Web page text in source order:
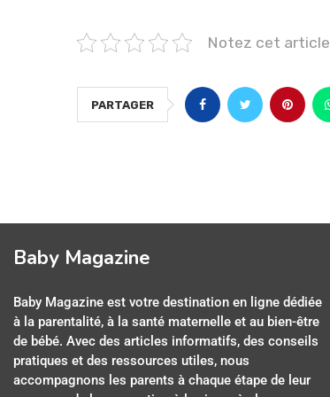
Notez cet article
PARTAGER
Baby Magazine
Baby Magazine est votre destination en ligne dédiée
à la parentalité, à la santé maternelle et au bien-être
de bébé. Avec des articles informatifs, des conseils
pratiques et des ressources utiles, nous
accompagnons les parents à chaque étape de leur